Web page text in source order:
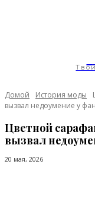
Домой История моды
вызвал недоумение у
Цветной
вызвал
20 мая, 2026